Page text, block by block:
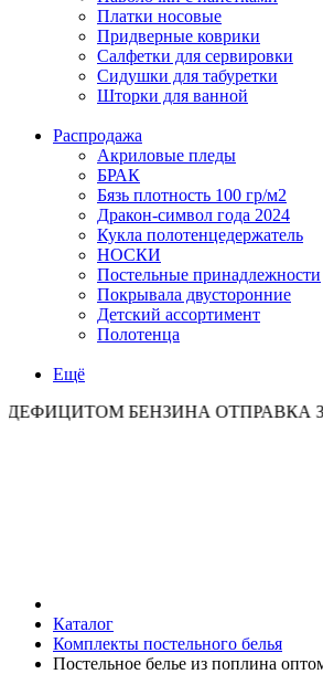
Платки носовые
Придверные коврики
Салфетки для сервировки
Сидушки для табуретки
Шторки для ванной
Распродажа
Акриловые пледы
БРАК
Бязь плотность 100 гр/м2
Дракон-символ года 2024
Кукла полотенцедержатель
НОСКИ
Постельные принадлежности
Покрывала двусторонние
Детский ассортимент
Полотенца
Ещё
БЕНЗИНА ОТПРАВКА
Каталог
Комплекты постельного белья
Постельное белье из поплина